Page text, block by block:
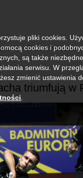
Biznes, rolnictwo
triumfują w
pliki cookies.
cookies i
są także
serwisu. W
zmienić ustawienia